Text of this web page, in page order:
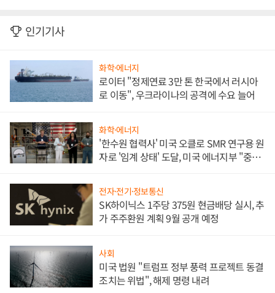
인기기사
화학·에너지
로이터 "정제연료 3만 톤 한국에서 러시아
로 이동", 우크라이나의 공격에 수요 늘어
화학·에너지
'한수원 협력사' 미국 오클로 SMR 연구용 원
자로 '임계 상태' 도달, 미국 에너지부 "중요
전자·전기·정보통신
SK하이닉스 1주당 375원 현금배당 실시, 추
가 주주환원 계획 9월 공개 예정
사회
미국 법원 "트럼프 정부 풍력 프로젝트 동결
조치는 위법", 해제 명령 내려